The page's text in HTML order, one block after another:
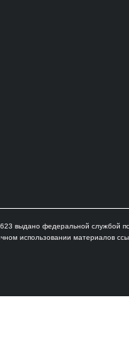
выдано федеральной службой
использовании материалов